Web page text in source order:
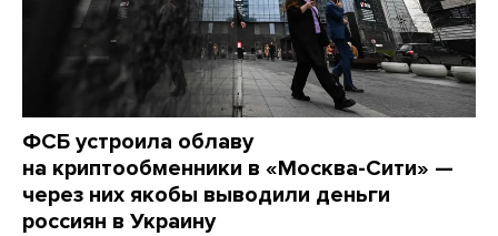
ФСБ устроила облаву
на криптообменники в «Москва-Сити» —
через них якобы выводили деньги
россиян в Украину